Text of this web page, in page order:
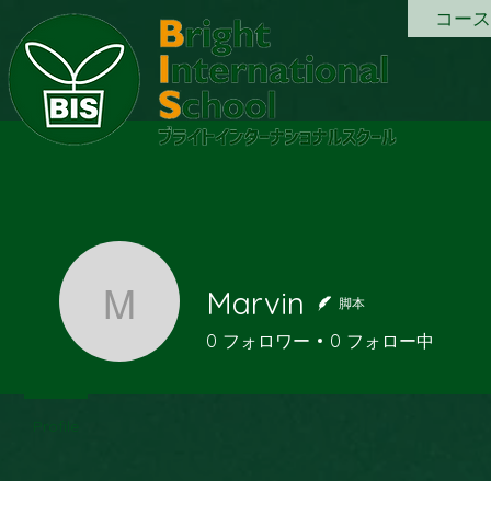
コー
MarvinMarvin 脚本
0 フォロワー 0 フォロー中